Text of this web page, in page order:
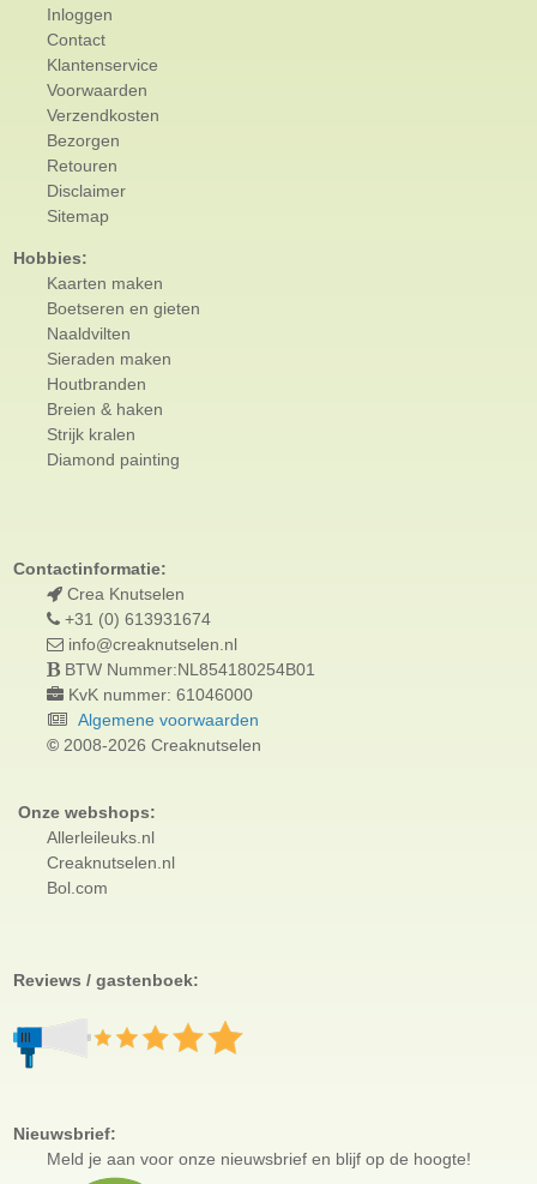
Inloggen
Contact
Klantenservice
Voorwaarden
Verzendkosten
Bezorgen
Retouren
Disclaimer
Sitemap
Hobbies:
Kaarten maken
Boetseren en gieten
Naaldvilten
Sieraden maken
Houtbranden
Breien & haken
Strijk kralen
Diamond painting
Contactinformatie:
Crea Knutselen
+31 (0) 613931674
info@creaknutselen.nl
BTW Nummer:NL854180254B01
KvK nummer: 61046000
Algemene voorwaarden
© 2008-2026 Creaknutselen
Onze webshops:
Allerleileuks.nl
Creaknutselen.nl
Bol.com
Reviews / gastenboek:
Nieuwsbrief:
Meld je aan vooronze nieuwsbrief en blijf op de hoogte!